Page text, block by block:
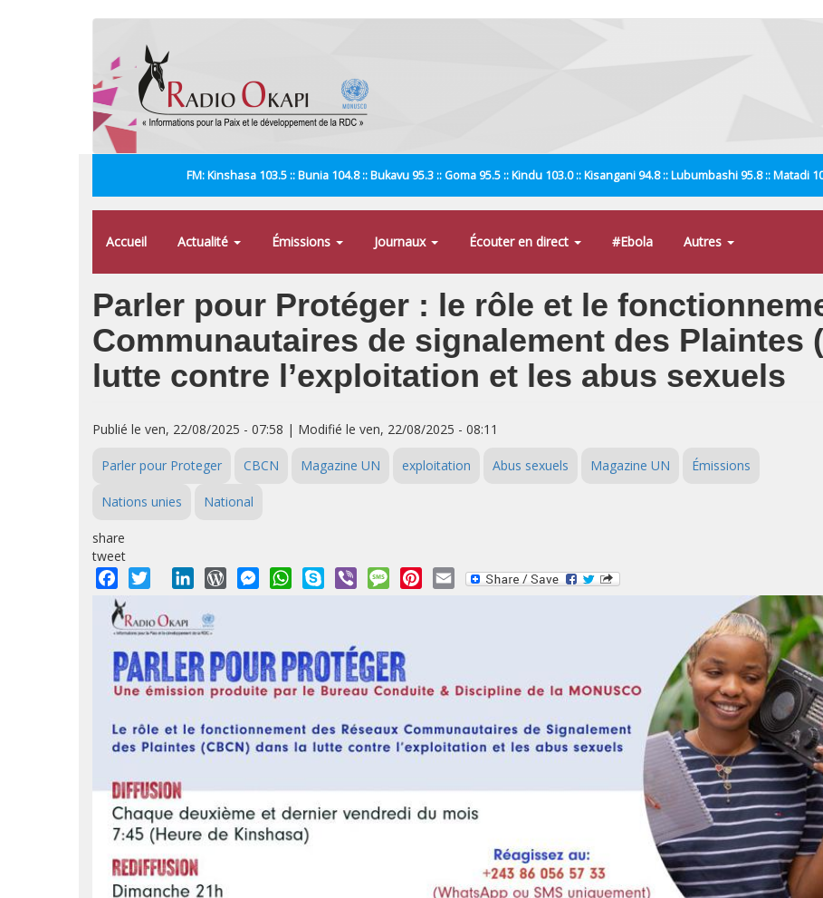
FM: Kinshasa 103.5 :: Bunia 104.8 :: Bukavu 95.3 :: Goma 95.5 :: Kindu 103.0 :: Kisangani 94.8 :: Lubumbashi 95.8 :: Matadi
Accueil Actualité Émissions Journaux Écouter en direct #Ebola Autres
Parler pour Protéger : le rôle et le
Communautaires de signalement des Plaintes
lutte contre l’exploitation et les abus sexuels
Publié le ven, 22/08/2025 - 07:58 | Modifié le ven, 22/08/2025 - 08:11
Parler pour Proteger CBCN Magazine UN exploitation Abus sexuels Magazine UN Émissions
Nations unies National
share
tweet
Facebook
Twitter LinkedInWordPressMessengerWhatsApp
Skype Viber MessagePinterest
Email